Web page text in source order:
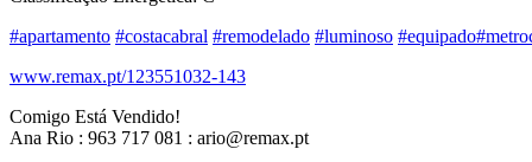
‪#‎apartamento‬ ‪#‎costacabral‬ ‪#‎remodelado‬ ‪#‎luminoso‬ ‪#‎equipado‬‪#‎
www.remax.pt/123551032-143
Comigo Está Vendido!
Ana Rio : 963 717 081 : ario@remax.pt